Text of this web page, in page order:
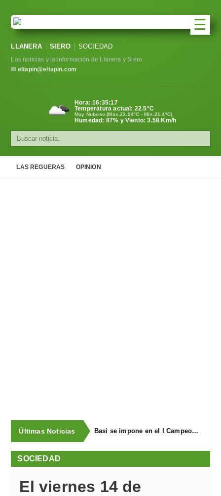
Sociedad
Cultura
Asturias
☰
LLANERA SIERO SOCIEDAD
Las noticias y la información de Llanera y Siero
✉ eltapin@eltapin.com
Hora:16:35:17
Temperatura actual: 22.5°C
Muy Nuboso (Max.22.94ºC - Min.21.4ºC)
Humedad: 87% y Viento: 3.58 Km/h
LAS REGUERAS OPINION
Últimas Noticias Basi se impone en el I Campeonato de Lanzamiento de Fardos de La Vega
SOCIEDAD
El viernes 14 de